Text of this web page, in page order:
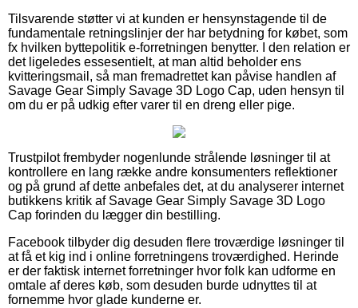
Tilsvarende støtter vi at kunden er hensynstagende til de
fundamentale retningslinjer der har betydning for købet, som
fx hvilken byttepolitik e-forretningen benytter. I den relation er
det ligeledes essesentielt, at man altid beholder ens
kvitteringsmail, så man fremadrettet kan påvise handlen af
Savage Gear Simply Savage 3D Logo Cap, uden hensyn til
om du er på udkig efter varer til en dreng eller pige.
Trustpilot frembyder nogenlunde strålende løsninger til at
kontrollere en lang række andre konsumenters reflektioner
og på grund af dette anbefales det, at du analyserer internet
butikkens kritik af Savage Gear Simply Savage 3D Logo
Cap forinden du lægger din bestilling.
Facebook tilbyder dig desuden flere troværdige løsninger til
at få et kig ind i online forretningens troværdighed. Herinde
er der faktisk internet forretninger hvor folk kan udforme en
omtale af deres køb, som desuden burde udnyttes til at
fornemme hvor glade kunderne er.